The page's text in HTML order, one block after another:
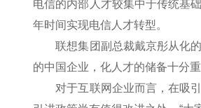
电信的内部人才较集中于传统基
年时间实现电信人才转型。
联想集团副总裁戴京彤从化的
的中国企业，化人才的储备十分
对于互联网企业而言，在吸引